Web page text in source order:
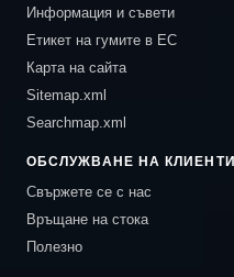
Информация и съвети
Етикет на гумите в ЕС
Карта на сайта
Sitemap.xml
Searchmap.xml
ОБСЛУЖВАНЕ НА КЛИЕНТИ
Свържете се с нас
Връщане на стока
Полезно